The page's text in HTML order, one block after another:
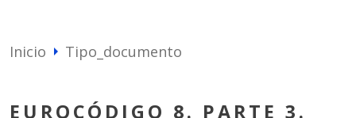
Inicio arrow_right Tipo_documento
EUROCÓDIGO 8. PARTE 3.